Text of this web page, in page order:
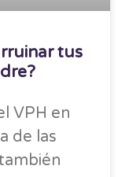
tus
VPH en
de las